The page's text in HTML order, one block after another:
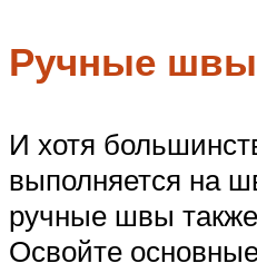
Ручные швы
И хотя
выполняется на
ручные швы
Освойте